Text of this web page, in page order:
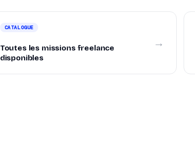
CATALOGUE
Toutes les missions freelance
disponibles
→